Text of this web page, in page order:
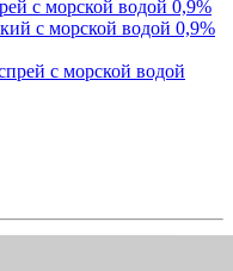
с морской водой 0,9%
с морской водой 0,9%
с морской водой